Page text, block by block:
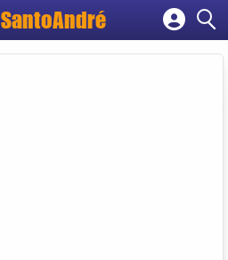
SantoAndré
Cadastrar empresa